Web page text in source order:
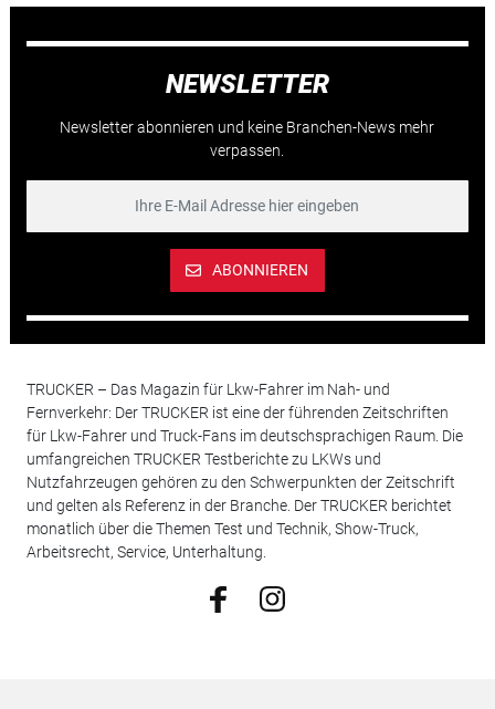
NEWSLETTER
Newsletter abonnieren und keine Branchen-News mehr
verpassen.
ABONNIEREN
TRUCKER – Das Magazin für Lkw-Fahrer im Nah- und
Fernverkehr: Der TRUCKER ist eine der führenden Zeitschriften
für Lkw-Fahrer und Truck-Fans im deutschsprachigen Raum. Die
umfangreichen TRUCKER Testberichte zu LKWs und
Nutzfahrzeugen gehören zu den Schwerpunkten der Zeitschrift
und gelten als Referenz in der Branche. Der TRUCKER berichtet
monatlich über die Themen Test und Technik, Show-Truck,
Arbeitsrecht, Service, Unterhaltung.